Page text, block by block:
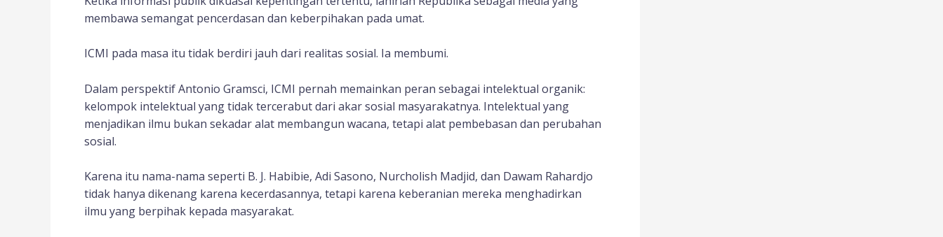
membawa semangat pencerdasan dan keberpihakan pada umat.
ICMI pada masa itu tidak berdiri jauh dari realitas sosial. Ia membumi.
Dalam perspektif Antonio Gramsci, ICMI pernah memainkan peran sebagai intelektual organik:
kelompok intelektual yang tidak tercerabut dari akar sosial masyarakatnya. Intelektual yang
menjadikan ilmu bukan sekadar alat membangun wacana, tetapi alat pembebasan dan perubahan
sosial.
Karena itu nama-nama seperti B. J. Habibie, Adi Sasono, Nurcholish Madjid, dan Dawam Rahardjo
tidak hanya dikenang karena kecerdasannya, tetapi karena keberanian mereka menghadirkan
ilmu yang berpihak kepada masyarakat.